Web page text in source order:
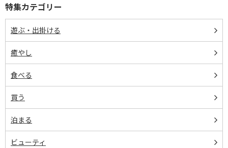
特集カテゴリー
遊ぶ・出掛ける
癒やし
食べる
買う
泊まる
ビューティ